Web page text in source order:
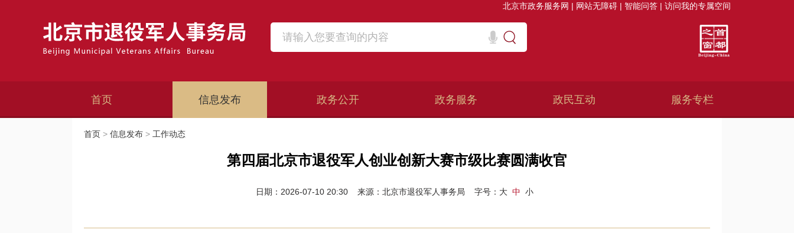
北京市政务服务网 | 网站无障碍 | 智能问答 | 访问我的专属空间
首页 信息发布 政务公开 政务服务 政民互动 服务专栏
首页 > 信息发布 > 工作动态
第四届北京市退役军人创业创新大赛市级比赛圆满收官
日期：2026-07-10 20:30 来源：北京市退役军人事务局 字号： 大 中 小